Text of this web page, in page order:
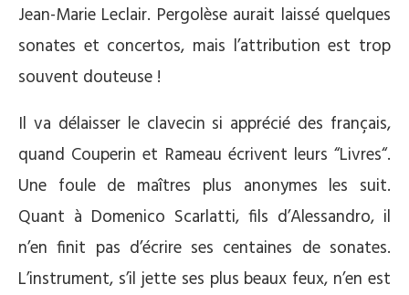
Jean-Marie Leclair. Pergolèse aurait laissé quelques
sonates et concertos, mais l’attribution est trop
souvent douteuse !
Il va délaisser le clavecin si apprécié des français,
quand Couperin et Rameau écrivent leurs “Livres“.
Une foule de maîtres plus anonymes les suit.
Quant à Domenico Scarlatti, fils d’Alessandro, il
n’en finit pas d’écrire ses centaines de sonates.
L’instrument, s’il jette ses plus beaux feux, n’en est